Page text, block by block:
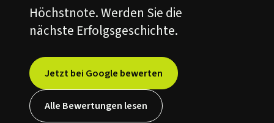
Höchstnote. Werden Sie die
nächste Erfolgsgeschichte.
Jetzt bei Google bewerten
Alle Bewertungen lesen